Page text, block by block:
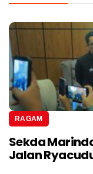
RAGAM
Sekda
Jalan